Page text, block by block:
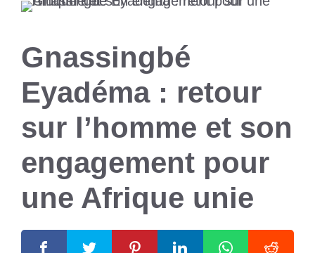
Gnassingbé
Eyadéma : retour
sur l’homme et son
engagement pour
une Afrique unie